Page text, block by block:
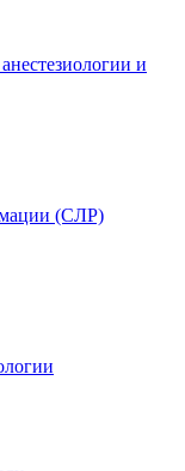
и
(СЛР)